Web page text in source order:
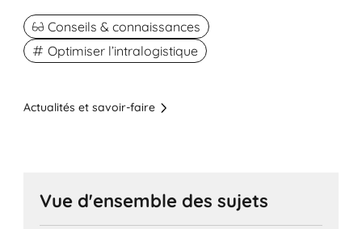
Conseils & connaissances
Optimiser l’intralogistique
Actualités et savoir-faire
Vue d'ensemble des sujets